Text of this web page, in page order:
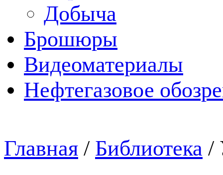
Добыча
Брошюры
Видеоматериалы
Нефтегазовое
Главная / Библиотека /